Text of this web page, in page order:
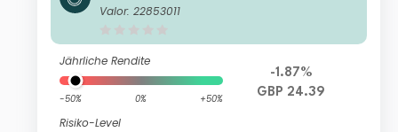
I (Distributing) GBP
Valor: 22853011
Jährliche Rendite
-50% 0% +50%
Risiko-Level
-1.87%
GBP 24.39